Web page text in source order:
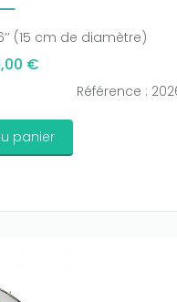
(15 cm de diamètre)
€
Référence :
panier